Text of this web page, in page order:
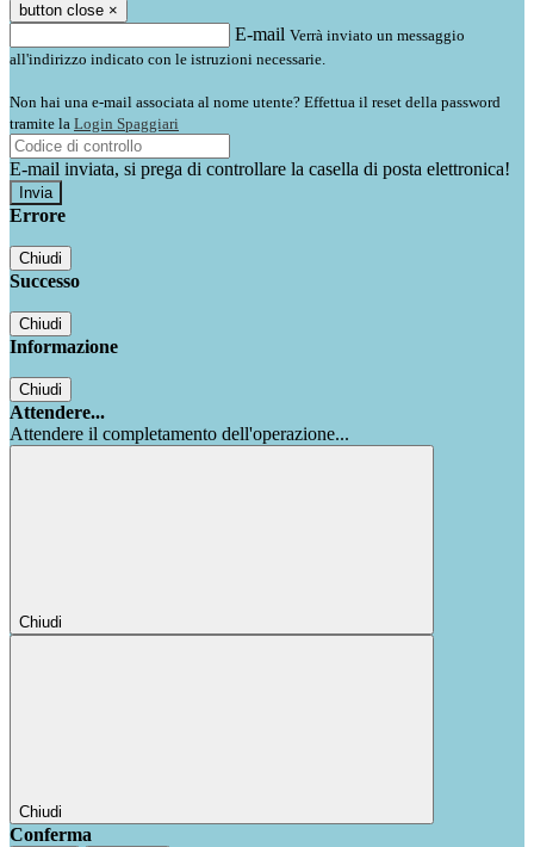
button close ×
E-mail Verrà inviato un messaggio
all'indirizzo indicato con le istruzioni necessarie.
Non hai una e-mail associata al nome utente? Effettua il reset della password
tramite la Login Spaggiari
E-mail inviata, si prega di controllare la casella di posta elettronica!
Errore
Chiudi
Successo
Chiudi
Informazione
Chiudi
Attendere...
Attendere il completamento dell'operazione...
Chiudi
Chiudi
Conferma